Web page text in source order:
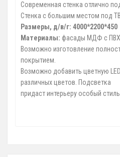
Современная стенка отлично
Стенка с большим местом под ТВ.
Размеры, д/в/г: 4000*2200*450
Материалы: фасады МДФ с ПВХ
Возможно изготовление
покрытием.
Возможно добавить цветную
различных цветов. Подсветка
придаст интерьеру особый